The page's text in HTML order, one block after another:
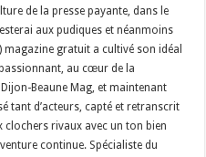
de la presse payante, dans le
aux pudiques et néanmoins
gratuit a cultivé son idéal
au cœur de la
Beaune Mag, et maintenant
tant d’acteurs, capté et retranscrit
clochers rivaux avec un ton bien
continue. Spécialiste du